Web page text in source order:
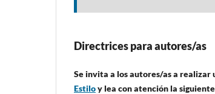
Directrices para autores/as
Se invita a los autores/as a
Estiloy lea con atención la